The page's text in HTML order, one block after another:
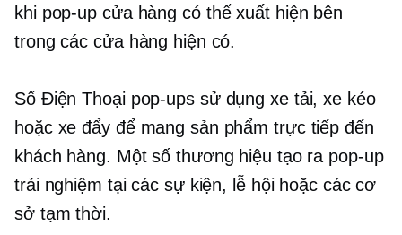
khi pop-up cửa hàng có thể xuất hiện bên
trong các cửa hàng hiện có.
Số Điện Thoại pop-upssử dụng xe tải, xe kéo
hoặc xe đẩy để mang sản phẩm trực tiếp đến
khách hàng. Một số thương hiệu tạo ra pop-up
trải nghiệm tại các sự kiện, lễ hội hoặc các cơ
sở tạm thời.